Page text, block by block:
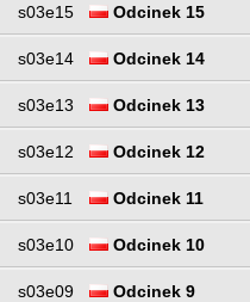
s03e15 Odcinek 15
s03e14 Odcinek 14
s03e13 Odcinek 13
s03e12 Odcinek 12
s03e11 Odcinek 11
s03e10 Odcinek 10
s03e09 Odcinek 9